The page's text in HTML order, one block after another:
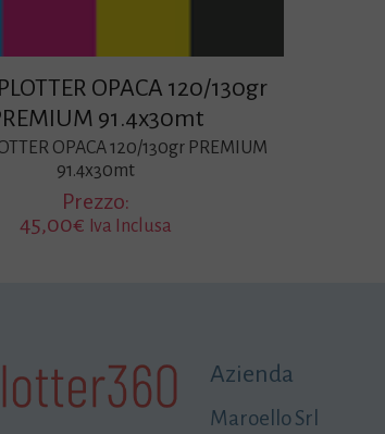
OPACA 120/130gr
91.4x30mt
OPACA 120/130gr PREMIUM
91.4x30mt
Prezzo:
45,00€ Iva Inclusa
Azienda
Maroello Srl